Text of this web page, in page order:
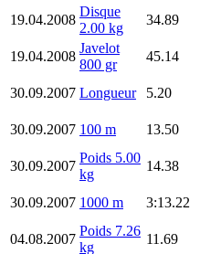
19.04.2008
Disque
2.00 kg
34.89
19.04.2008
Javelot
800 gr
45.14
30.09.2007 Longueur 5.20
30.09.2007 100 m 13.50
30.09.2007
Poids 5.00
kg
14.38
30.09.2007 1000 m 3:13.22
04.08.2007
Poids 7.26
kg
11.69